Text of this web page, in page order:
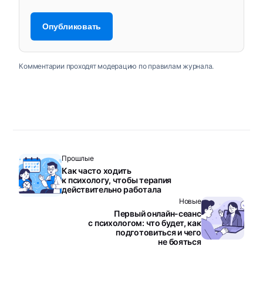
Комментарии проходят модерацию по правилам журнала.
Прошлые
Как часто ходить
к психологу, чтобы терапия
действительно работала
Новые
Первый онлайн-сеанс
с психологом: что будет, как
подготовиться и чего
не бояться